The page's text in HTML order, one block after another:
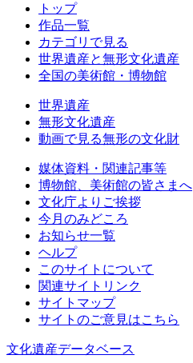
トップ
作品一覧
カテゴリで見る
世界遺産と無形文化遺産
全国の美術館・博物館
世界遺産
無形文化遺産
動画で見る無形の文化財
媒体資料・関連記事等
博物館、美術館の皆さまへ
文化庁よりご挨拶
今月のみどころ
お知らせ一覧
ヘルプ
このサイトについて
関連サイトリンク
サイトマップ
サイトのご意見はこちら
文化遺産データベース